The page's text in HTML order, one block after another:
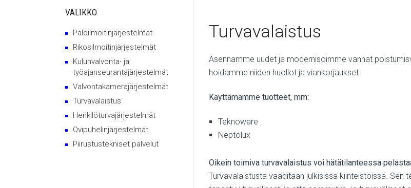
Turvavalaistus
Asennamme uudet ja modernisoimme vanhat
hoidamme niiden huollot ja viankorjaukset
Käyttämämme tuotteet, mm:
​Teknoware
Neptolux
​​Oikein toimiva turvavalaistus voi hätätilanteessa
Turvavalaistusta vaaditaan julkisissa kiinteistöissä.
VALIKKO
Paloilmoitinjärjestelmät
Rikosilmoitinjärjestelmät
Kulunvalvonta- ja
työajanseurantajärjestelmät
Valvontakamerajärjestelmät
Turvavalaistus
Henkilöturvajärjestelmät
Ovipuhelinjärjestelmät
Piirustustekniset palvelut